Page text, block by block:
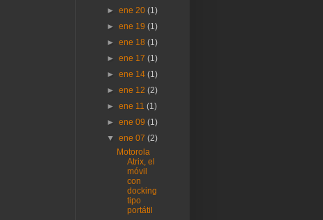
► ene 20 (1)
► ene 19 (1)
► ene 18 (1)
► ene 17 (1)
► ene 14 (1)
► ene 12 (2)
► ene 11 (1)
► ene 09 (1)
▼ ene 07 (2)
Motorola
Atrix, el
móvil
con
docking
tipo
portátil